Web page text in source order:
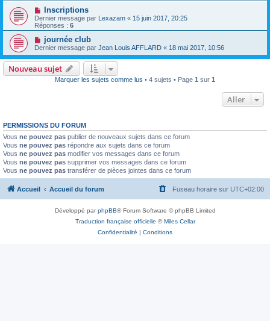
Inscriptions
Dernier message par Lexazam « 15 juin 2017, 20:25
Réponses : 6
journée club
Dernier message par Jean Louis AFFLARD « 18 mai 2017, 10:56
Nouveau sujet
Marquer les sujets comme lus • 4 sujets • Page 1 sur 1
Aller
PERMISSIONS DU FORUM
Vous ne pouvez pas publier de nouveaux sujets dans ce forum
Vous ne pouvez pas répondre aux sujets dans ce forum
Vous ne pouvez pas modifier vos messages dans ce forum
Vous ne pouvez pas supprimer vos messages dans ce forum
Vous ne pouvez pas transférer de pièces jointes dans ce forum
Accueil Accueil du forum Fuseau horaire sur UTC+02:00
Développé parphpBB® Forum Software © phpBB Limited
Traduction française officielle ©Miles Cellar
Confidentialité | Conditions